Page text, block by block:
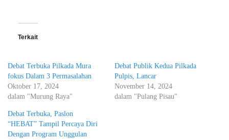
Terkait
Debat Terbuka Pilkada Mura
fokus Dalam 3 Permasalahan
Oktober 17, 2024
dalam "Murung Raya"
Debat Publik Kedua Pilkada
Pulpis, Lancar
November 14, 2024
dalam "Pulang Pisau"
Debat Terbuka, Paslon
“HEBAT” Tampil Percaya Diri
Dengan Program Unggulan